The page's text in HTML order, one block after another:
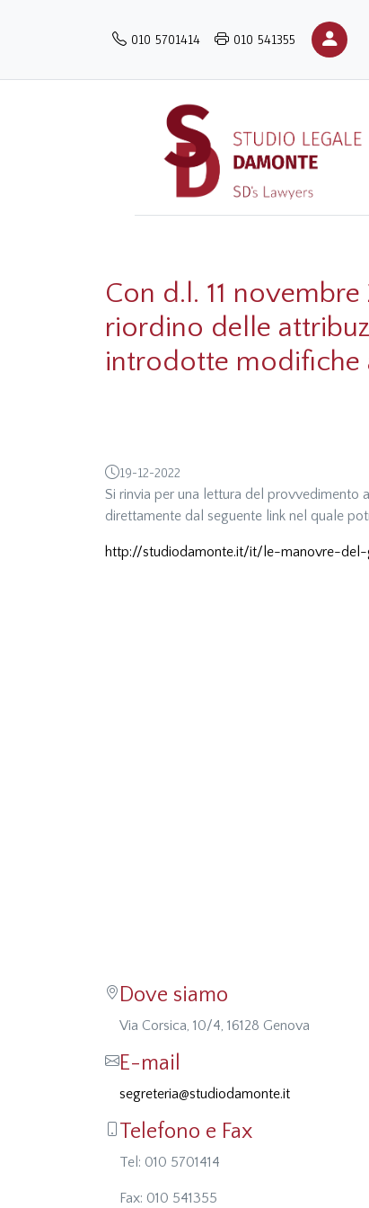
principale
010 5701414 010 541355
Con d.l. 11
riordino delle
introdotte modifiche
19-12-2022
Si rinvia per una lettura del provvedimento
direttamente dal seguente link nel quale
http://studiodamonte.it/it/le-manovre-
Dove siamo
Via Corsica, 10/4, 16128 Genova
E-mail
segreteria@studiodamonte.it
Telefono e Fax
Tel: 010 5701414
Fax: 010 541355